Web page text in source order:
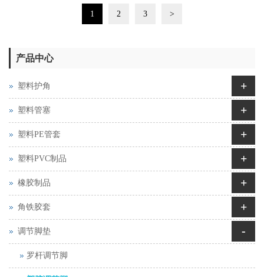
1 2 3 >
产品中心
塑料护角 +
塑料管塞 +
塑料PE管套 +
塑料PVC制品 +
橡胶制品 +
角铁胶套 +
调节脚垫 -
罗杆调节脚